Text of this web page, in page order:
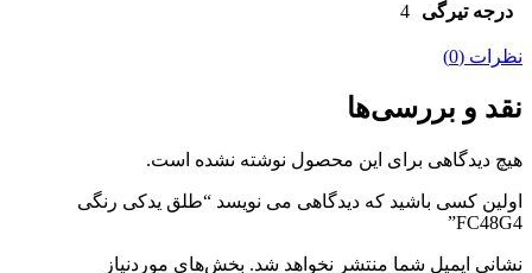
درجه تیرگی 4
نظرات (0)
نقد و بررسی‌ها
هیچ دیدگاهی برای این محصول نوشته نشده است.
اولین کسی باشید که دیدگاهی می نویسد “طلق یدکی رنگی
FC48G4”
نشانی ایمیل شما منتشر نخواهد شد. بخش‌های موردنیاز